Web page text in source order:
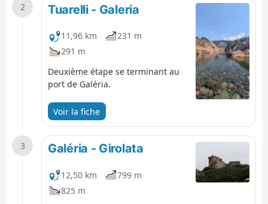
2 Tuarelli - Galeria
11,96 km
231 m
291 m
Deuxième étape se terminant au
port de Galéria.
Voir la fiche
3 Galéria - Girolata
12,50 km
799 m
825 m